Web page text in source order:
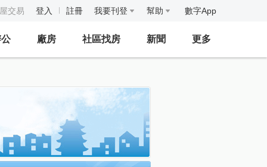
交易 登入 註冊 我要刊登 幫助 數字App
廠房 社區找房 新聞 更多